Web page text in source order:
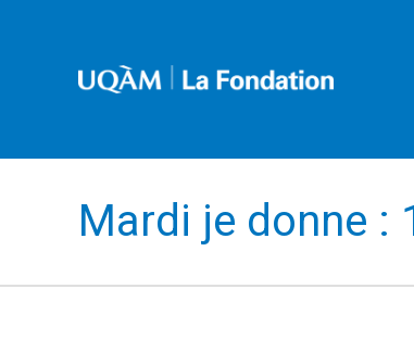
Mardi je donne :